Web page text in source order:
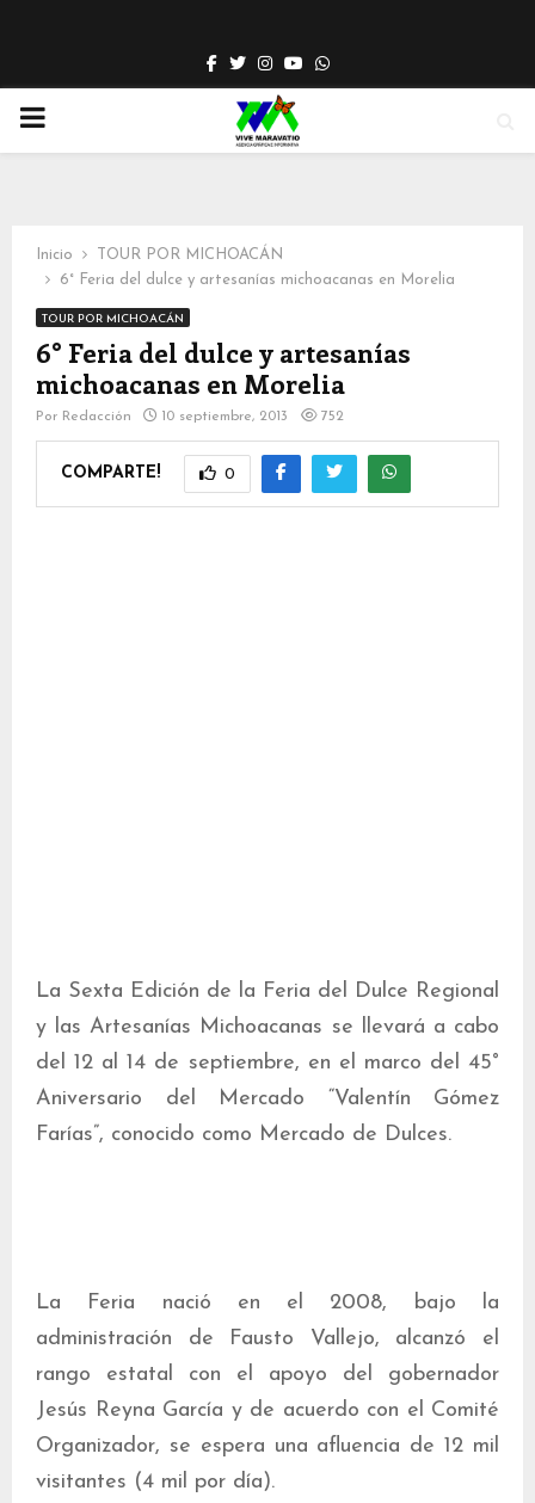
Facebook
TwitterInstagram
YoutubeWhatsapp
PRIMARY
Inicio
TOUR POR MICHOACÁN
6° Feria del dulce y artesanías michoacanas en Morelia
TOUR POR MICHOACÁN
6° Feria del dulce y artesanías
michoacanas en Morelia
Por Redacción 10 septiembre, 2013 752
COMPARTE! 0
La Sexta Edición de la Feria del Dulce Regional
y las Artesanías Michoacanas se llevará a cabo
del 12 al 14 de septiembre, en el marco del 45°
Aniversario del Mercado “Valentín Gómez
Farías”, conocido como Mercado de Dulces.
La Feria nació en el 2008, bajo la
administración de Fausto Vallejo, alcanzó el
rango estatal con el apoyo del gobernador
Jesús Reyna García y de acuerdo con el Comité
Organizador, se espera una afluencia de 12 mil
visitantes (4 mil por día).